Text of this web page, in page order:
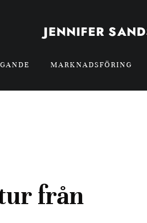
JENNIFER
MARKNADSFÖRING
från